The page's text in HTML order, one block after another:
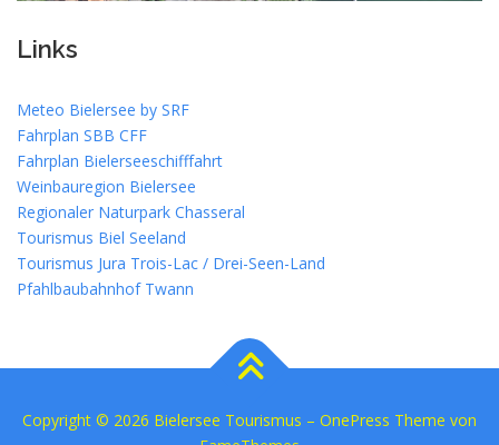
Links
Meteo Bielersee by SRF
Fahrplan SBB CFF
Fahrplan Bielerseeschifffahrt
Weinbauregion Bielersee
Regionaler Naturpark Chasseral
Tourismus Biel Seeland
Tourismus Jura Trois-Lac / Drei-Seen-Land
Pfahlbaubahnhof Twann
Copyright © 2026 Bielersee Tourismus – OnePress Theme von